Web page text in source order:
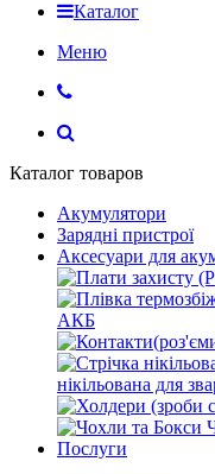
Каталог
Меню
Каталог товаров
Акумулятори
Зарядні пристрої
Аксесуари для
АКБ
нікільована для
Послуги